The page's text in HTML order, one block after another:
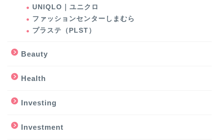
UNIQLO｜ユニクロ
ファッションセンターしまむら
プラステ（PLST）
Beauty
Health
Investing
Investment